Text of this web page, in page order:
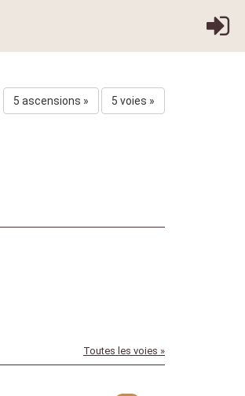
5 ascensions » 5 voies »
Toutes les voies »